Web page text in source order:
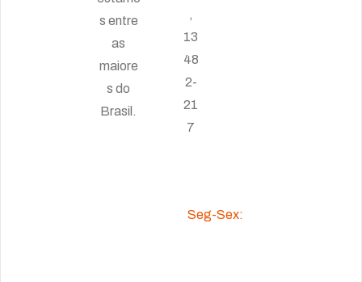
s entre
as
maiore
s do
Brasil.
,
13
48
2-
21
7
Seg-Sex: